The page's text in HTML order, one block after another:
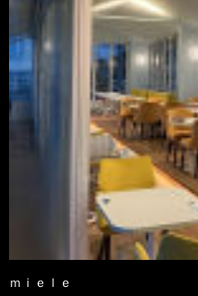
ｍｉｅｌｅ